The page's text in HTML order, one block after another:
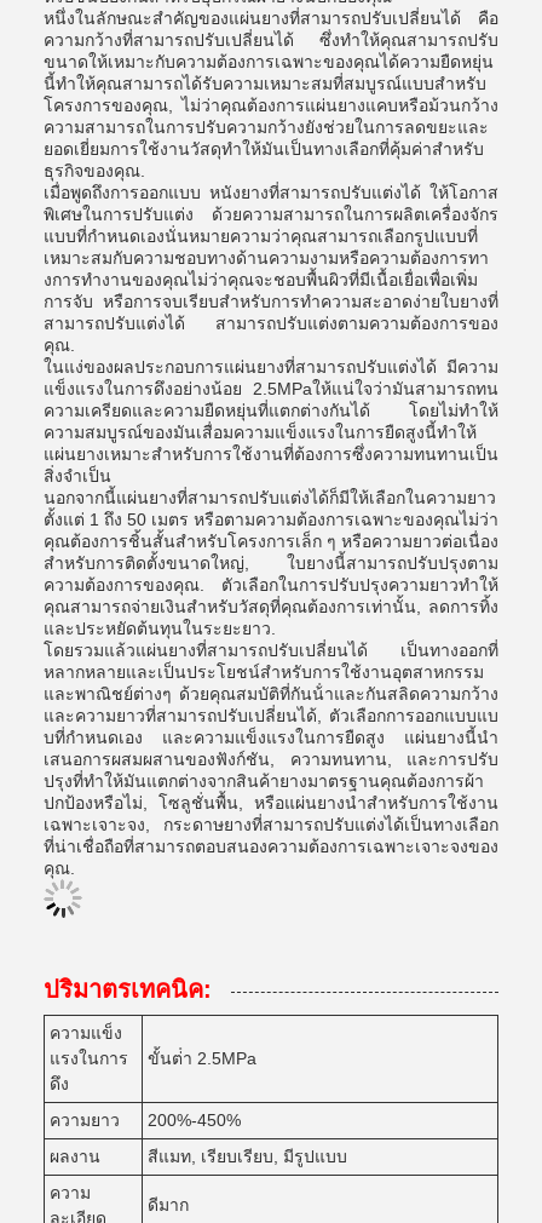
หนึ่งในลักษณะสําคัญของแผ่นยางที่สามารถปรับเปลี่ยนได้ คือ
ความกว้างที่สามารถปรับเปลี่ยนได้ ซึ่งทําให้คุณสามารถปรับ
ขนาดให้เหมาะกับความต้องการเฉพาะของคุณได้ความยืดหยุ่น
นี้ทําให้คุณสามารถได้รับความเหมาะสมที่สมบูรณ์แบบสําหรับ
โครงการของคุณ, ไม่ว่าคุณต้องการแผ่นยางแคบหรือม้วนกว้าง
ความสามารถในการปรับความกว้างยังช่วยในการลดขยะและ
ยอดเยี่ยมการใช้งานวัสดุทําให้มันเป็นทางเลือกที่คุ้มค่าสําหรับ
ธุรกิจของคุณ.
เมื่อพูดถึงการออกแบบ หนังยางที่สามารถปรับแต่งได้ ให้โอกาส
พิเศษในการปรับแต่ง ด้วยความสามารถในการผลิตเครื่องจักร
แบบที่กําหนดเองนั่นหมายความว่าคุณสามารถเลือกรูปแบบที่
เหมาะสมกับความชอบทางด้านความงามหรือความต้องการทา
งการทํางานของคุณไม่ว่าคุณจะชอบพื้นผิวที่มีเนื้อเยื่อเพื่อเพิ่ม
การจับ หรือการจบเรียบสําหรับการทําความสะอาดง่ายใบยางที่
สามารถปรับแต่งได้ สามารถปรับแต่งตามความต้องการของ
คุณ.
ในแง่ของผลประกอบการแผ่นยางที่สามารถปรับแต่งได้ มีความ
แข็งแรงในการดึงอย่างน้อย 2.5MPaให้แน่ใจว่ามันสามารถทน
ความเครียดและความยืดหยุ่นที่แตกต่างกันได้ โดยไม่ทําให้
ความสมบูรณ์ของมันเสื่อมความแข็งแรงในการยืดสูงนี้ทําให้
แผ่นยางเหมาะสําหรับการใช้งานที่ต้องการซึ่งความทนทานเป็น
สิ่งจําเป็น
นอกจากนี้แผ่นยางที่สามารถปรับแต่งได้ก็มีให้เลือกในความยาว
ตั้งแต่ 1 ถึง 50 เมตร หรือตามความต้องการเฉพาะของคุณไม่ว่า
คุณต้องการชิ้นสั้นสําหรับโครงการเล็ก ๆ หรือความยาวต่อเนื่อง
สําหรับการติดตั้งขนาดใหญ่, ใบยางนี้สามารถปรับปรุงตาม
ความต้องการของคุณ. ตัวเลือกในการปรับปรุงความยาวทําให้
คุณสามารถจ่ายเงินสําหรับวัสดุที่คุณต้องการเท่านั้น, ลดการทิ้ง
และประหยัดต้นทุนในระยะยาว.
โดยรวมแล้วแผ่นยางที่สามารถปรับเปลี่ยนได้ เป็นทางออกที่
หลากหลายและเป็นประโยชน์สําหรับการใช้งานอุตสาหกรรม
และพาณิชย์ต่างๆ ด้วยคุณสมบัติที่กันน้ําและกันสลิดความกว้าง
และความยาวที่สามารถปรับเปลี่ยนได้, ตัวเลือกการออกแบบแบ
บที่กําหนดเอง และความแข็งแรงในการยืดสูง แผ่นยางนี้นํา
เสนอการผสมผสานของฟังก์ชัน, ความทนทาน, และการปรับ
ปรุงที่ทําให้มันแตกต่างจากสินค้ายางมาตรฐานคุณต้องการผ้า
ปกป้องหรือไม่, โซลูชั่นพื้น, หรือแผ่นยางนําสําหรับการใช้งาน
เฉพาะเจาะจง, กระดาษยางที่สามารถปรับแต่งได้เป็นทางเลือก
ที่น่าเชื่อถือที่สามารถตอบสนองความต้องการเฉพาะเจาะจงของ
คุณ.
ปริมาตรเทคนิค:
ความแข็ง
แรงในการ
ดึง
ขั้นต่ํา 2.5MPa
ความยาว
200%-450%
ผลงาน
สีแมท, เรียบเรียบ, มีรูปแบบ
ความ
ละเอียด
ดีมาก